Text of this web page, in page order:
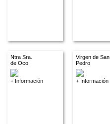
Ntra Sra.
de Oco
+ Información
Virgen de San
Pedro
+ Información